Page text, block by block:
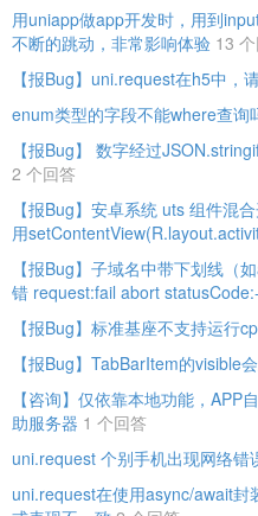
用uniapp做app开发时，用到
不断的跳动，非常影响体验 13
【报Bug】uni.request在h5中，
enum类型的字段不能where查询
【报Bug】 数字经过
2 个回答
【报Bug】安卓系统 uts 组件混
用
【报Bug】子域名中带下划线（
错 request:fail abort
【报Bug】标准基座不支持运行
【报Bug】TabBarItem的visible
【咨询】仅依靠本地功能，APP
助服务器 1 个回答
uni.request 个别手机出现网络错
uni.request在使用async/await